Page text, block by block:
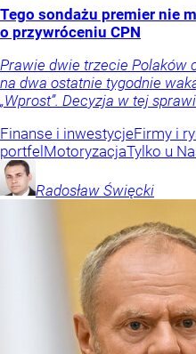
Tego sondażu premier nie
o przywróceniu CPN
Prawie dwie trzecie Polaków
na dwa ostatnie tygodnie
„Wprost”. Decyzja w tej
Finanse i inwestycjeFirmy i
portfel MotoryzacjaTylko u
Radosław Święcki